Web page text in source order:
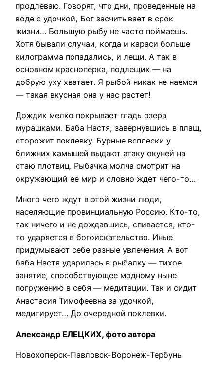
продлеваю. Говорят, что дни, проведенные на
воде с удочкой, Бог засчитывает в срок
жизни… Большую рыбу не часто поймаешь.
Хотя бывали случаи, когда и караси больше
килограмма попадались, и лещи. А так в
основном красноперка, подлещик — на
добрую уху хватает. Я рыбой никак не наемся
— такая вкусная она у нас растет!
Дождик мелко покрывает гладь озера
мурашками. Баба Настя, завернувшись в плащ,
сторожит поклевку. Бурные всплески у
ближних камышей выдают атаку окуней на
стаю плотвиц. Рыбачка молча смотрит на
окружающий ее мир и словно ждет чего-то…
Много чего ждут в этой жизни люди,
населяющие провинциальную Россию. Кто-то,
так ничего и не дождавшись, спивается, кто-
то ударяется в богоискательство. Иные
придумывают себе разные увлечения. А вот
баба Настя ударилась в рыбалку — тихое
занятие, способствующее модному ныне
погружению в себя — медитации. Так и сидит
Анастасия Тимофеевна за удочкой,
медитирует… До очередной поклевки.
Александр ЕЛЕЦКИХ, фото автора
Новохоперск-Павловск-Воронеж-Тербуны